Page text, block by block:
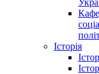
Історія